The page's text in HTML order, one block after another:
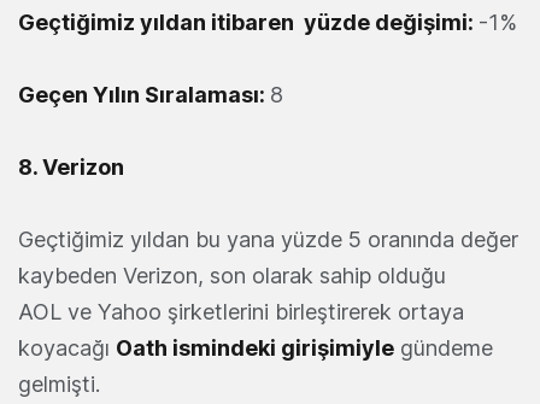
Geçtiğimiz yıldan itibaren yüzde değişimi: -1%
Geçen Yılın Sıralaması: 8
8. Verizon
Geçtiğimiz yıldan bu yana yüzde 5 oranında değer
kaybeden Verizon, son olarak sahip olduğu
AOL ve Yahoo şirketlerini birleştirerek ortaya
koyacağı Oath ismindeki girişimiyle gündeme
gelmişti.